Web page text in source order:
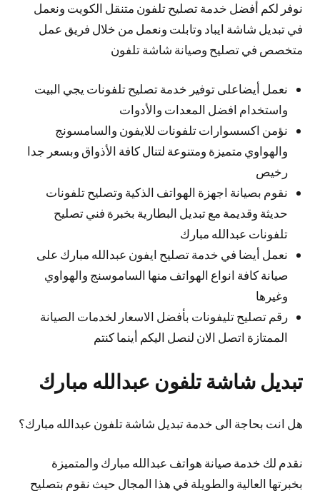
نوفر لكم أفضل خدمة تصليح تلفون متنقل الكويت ونعمل
في تبديل شاشة ايباد وتابلت ونعمل من خلال فريق عمل
متخصص في تصليح وصيانة شاشة تلفون
نعمل أيضاعلى توفير خدمة تصليح تلفونات يجي البيت
واستخدام افضل المعدات والأدوات
نؤمن اكسسوارات تلفونات للايفون والسامسونج
والهواوي متميزة ومتنوعة لتنال كافة الأذواق وبسعر جدا
رخيص
نقوم بصيانة اجهزة الهواتف الذكية وتصليح تلفونات
حديثة وقديمة مع تبديل البطارية بخبرة فني تصليح
تلفونات عبدالله مبارك
نعمل أيضا في خدمة تصليح ايفون عبدالله مبارك على
صيانة كافة انواع الهواتف منها الساموسنج والهواوي
وغيرها
رقم تصليح تليفونات بأفضل الاسعار لخدمات الصيانة
الممتازة اتصل الان لنصل اليكم أينما كنتم
تبديل شاشة تلفون عبدالله مبارك
هل انت بحاجة الى خدمة تبديل شاشة تلفون عبدالله مبارك؟
نقدم لك خدمة صيانة هواتف عبدالله مبارك والمتميزة
بخبرتها العالية والطويلة في هذا المجال حيث نقوم بتصليح